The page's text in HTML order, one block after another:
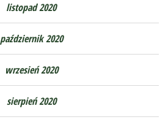
listopad 2020
październik 2020
wrzesień 2020
sierpień 2020